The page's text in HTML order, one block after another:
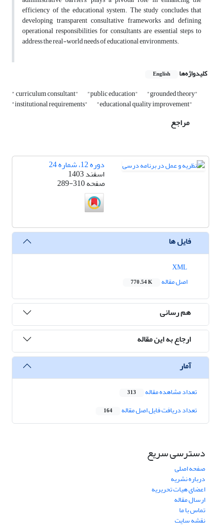
efficiency of the educational system. The study concludes that
developing transparent consultative frameworks and defining
operational responsibilities for consultants are essential steps to
address the real-world needs of educational environments.
کلیدواژه‌ها English
" curriculum consultant" "public education" "grounded theory"
"institutional requirements" "educational quality improvement"
مراجع
دوره 12، شماره 24
اسفند 1403
صفحه289-310
فایل ها
اصل مقاله
770.54 K
هم رسانی
ارجاع به این مقاله
آمار
تعداد مشاهده مقاله 313
تعداد دریافت فایل اصل مقاله 164
دسترسی سریع
صفحه اصلی
درباره نشریه
اعضای هیات تحریریه
ارسال مقاله
تماس با ما
نقشه سایت